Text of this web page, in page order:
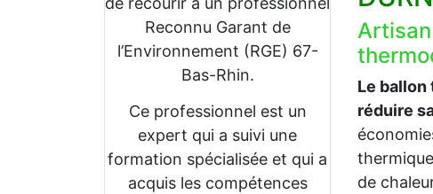
Reconnu Garant de
l’Environnement (RGE) 67-
Bas-Rhin.
Ce professionnel est un
expert qui a suivi une
formation spécialisée et qui a
acquis les compétences
Artisan
Le
réduire
de